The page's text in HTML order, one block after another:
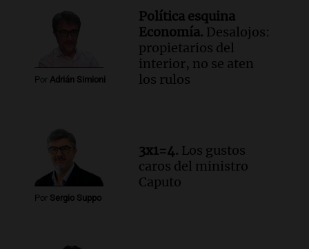
Estiman que la inflación nacional
de julio será menor al 2,9% registrado
en CABA
Una mañana para todos
Episodios
Una mañana para todos
Episodios
Audio.Chile planteó mejorar la
conectividad fronteriza, aérea y digital
con Jujuy
Por Adrián Simioni
Política esquina
Economía. Desalojos:
propietarios del
interior, no se aten
los rulos
Por Sergio Suppo
3x1=4. Los gustos
caros del ministro
Caputo